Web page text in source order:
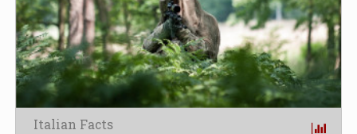
Italian Facts